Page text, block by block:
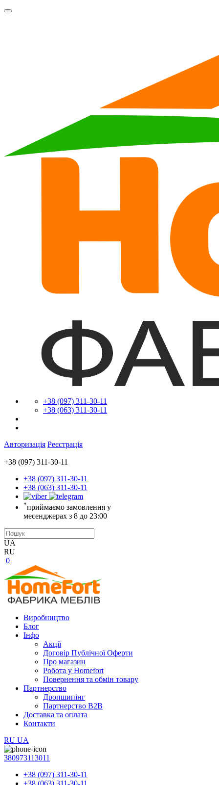
+38 (097) 311-30-11
+38 (063) 311-30-11
Авторизація Реєстрація
+38 (097) 311-30-11
+38 (097) 311-30-11
+38 (063) 311-30-11
*приймаємо замовлення у
месенджерах з 8 до 23:00
UA
RU
0
Виробництво
Блог
Інфо
Акції
Договір Публічної Оферти
Про магазин
Робота у Homefort
Повернення та обмін товару
Партнерство
Дропшипінг
Партнерство B2B
Доставка та оплата
Контакти
RU UA
380973113011
+38 (097) 311-30-11